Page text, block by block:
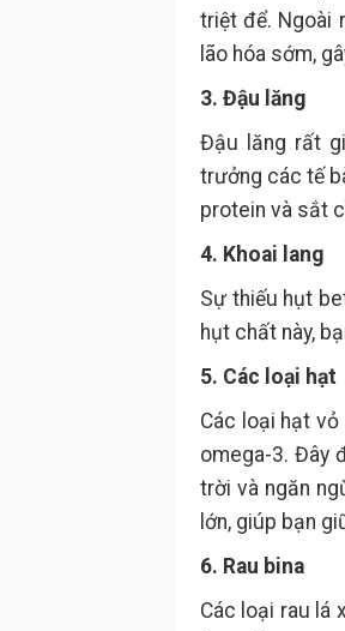
triệt để. Ngoài
lão hóa sớm,
3. Đậu lăng
Đậu lăng rất
trưởng các tế
protein và sắt
4. Khoai lang
Sự thiếu hụt
hụt chất này,
5. Các loại hạt
Các loại hạt
omega-3. Đây
trời và ngăn
lớn, giúp bạn
6. Rau bina
Các loại rau lá